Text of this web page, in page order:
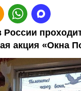
России
акция «Окна